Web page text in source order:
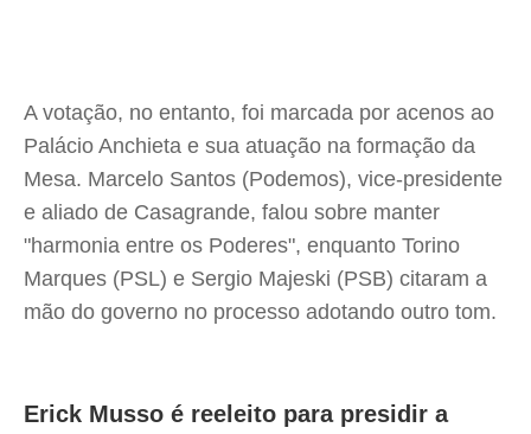
A votação, no entanto, foi marcada por acenos ao
Palácio Anchieta e sua atuação na formação da
Mesa. Marcelo Santos (Podemos), vice-presidente
e aliado de Casagrande, falou sobre manter
"harmonia entre os Poderes", enquanto Torino
Marques (PSL) e Sergio Majeski (PSB) citaram a
mão do governo no processo adotando outro tom.
Erick Musso é reeleito para presidir a